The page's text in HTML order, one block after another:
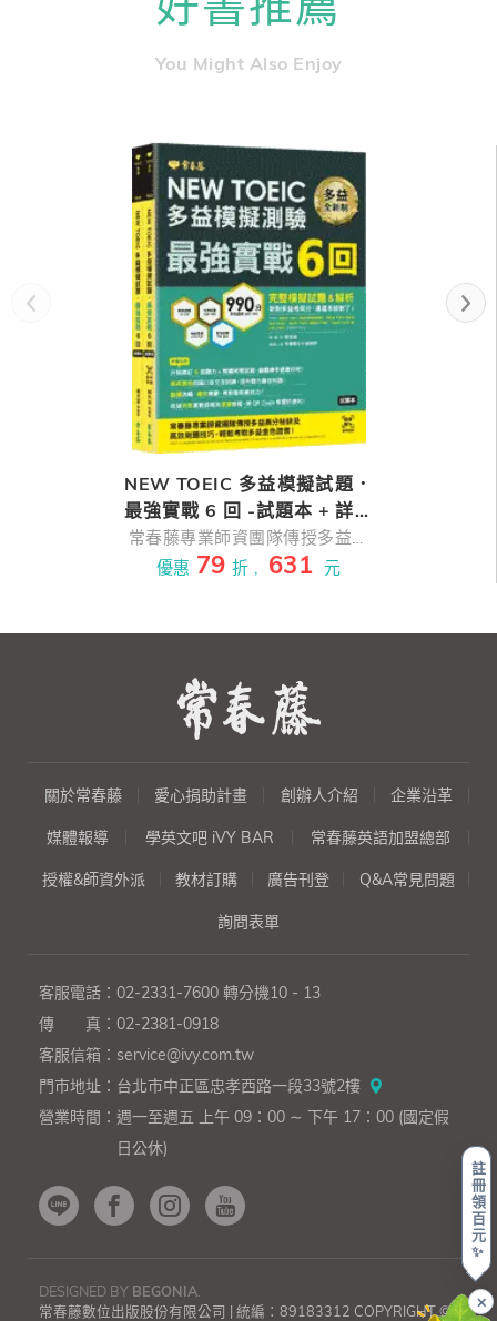
註
冊
領
百
元
✨
✕
You Might Also Enjoy
NEW TOEIC 多益模擬試題．
最強實戰 6 回 -試題本 + 詳解
本 + QR Code線上音檔
常春藤專業師資團隊傳授多益高
分秘訣及高效刷題技巧，輕鬆考
測驗破解關鍵》、《NEW
《NEW TOEIC 閱讀高分攻
略》、《NEW TOEIC 聽力高分
攻略》試題融合升級版。
優惠 79 折 , 631 元
關於常春藤 愛心捐助計畫 創辦人介紹 企業沿革
媒體報導 學英文吧 iVY BAR 常春藤英語加盟總部
授權&師資外派 教材訂購 廣告刊登 Q&A常見問題
詢問表單
客服電話： 02-2331-7600 轉分機10 - 13
傳 真： 02-2381-0918
客服信箱： service@ivy.com.tw
門市地址： 台北市中正區忠孝西路一段33號2樓
營業時間： 週一至週五 上午 09：00 ∼ 下午 17：00 (國定假
日公休)
DESIGNED BY BEGONIA
常春藤數位出版股份有限公司 | 統編：89183312 COPYRIGHT ©